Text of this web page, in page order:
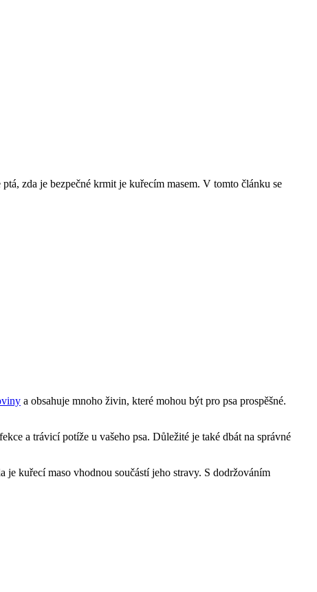
zda je bezpečné krmit je kuřecím masem. V tomto článku se
a obsahuje mnoho živin, které mohou být pro psa prospěšné.
a trávicí potíže u vašeho psa. Důležité je také dbát na správné
kuřecí maso vhodnou součástí jeho stravy. S dodržováním